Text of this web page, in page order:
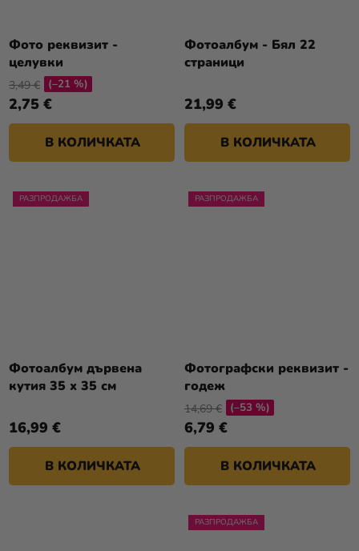
Фото реквизит -
целувки
2,75 €
3,49 € (–21 %)
В КОЛИЧКАТА
Фотоалбум - Бял 22
страници
21,99 €
В КОЛИЧКАТА
РАЗПРОДАЖБА
Фотоалбум дървена
кутия 35 x 35 см
16,99 €
В КОЛИЧКАТА
РАЗПРОДАЖБА
Фотографски реквизит -
годеж
6,79 €
14,69 € (–53 %)
В КОЛИЧКАТА
РАЗПРОДАЖБА